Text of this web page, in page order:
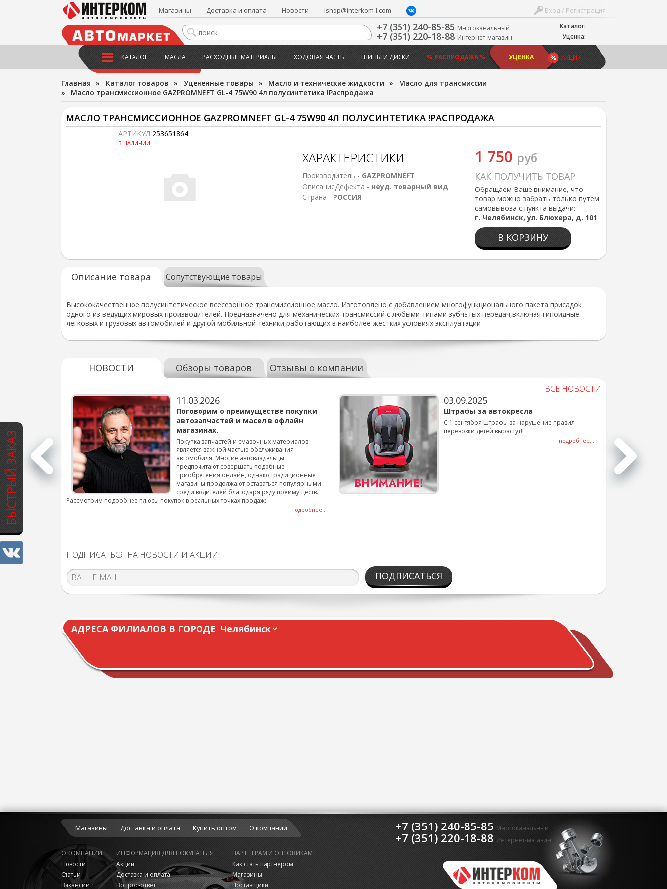
БЫСТРЫЙ ЗАКАЗ
Каталог:
Уценка:
Вход / Регистрация
Магазины Доставка и оплата Новости ishop@interkom-l.com
+7 (351) 240-85-85 Многоканальный
+7 (351) 220-18-88 Интернет-магазин
АКЦИИ
КАТАЛОГ МАСЛА РАСХОДНЫЕ МАТЕРИАЛЫ ХОДОВАЯ ЧАСТЬ ШИНЫ И ДИСКИ % РАСПРОДАЖА % УЦЕНКА
Главная » Каталог товаров » Уцененные товары » Масло и технические жидкости » Масло для трансмиссии
» Масло трансмиссионное GAZPROMNEFT GL-4 75W90 4л полусинтетика !Распродажа
МАСЛО ТРАНСМИССИОННОЕ GAZPROMNEFT GL-4 75W90 4Л ПОЛУСИНТЕТИКА !РАСПРОДАЖА
АРТИКУЛ 253651864
В НАЛИЧИИ
1 750 руб
КАК ПОЛУЧИТЬ ТОВАР
Обращаем Ваше внимание, что
товар можно забрать только путем
самовывоза с пункта выдачи:
г. Челябинск, ул. Блюхера, д. 101
В КОРЗИНУ
ХАРАКТЕРИСТИКИ
Производитель - GAZPROMNEFT
ОписаниеДефекта - неуд. товарный вид
Страна - РОССИЯ
Описание товара Сопутствующие товары
Высококачественное полусинтетическое всесезонное трансмиссионное масло. Изготовлено с добавлением многофункционального пакета присадок
одного из ведущих мировых производителей. Предназначено для механических трансмиссий с любыми типами зубчатых передач,включая гипоидные
легковых и грузовых автомобилей и другой мобильной техники,работающих в наиболее жёстких условиях эксплуатации
НОВОСТИ Обзоры товаров Отзывы о компании
ВСЕ НОВОСТИ
смены шин на
подробнее...
11.03.2026
Поговорим о преимуществе покупки
автозапчастей и масел в офлайн
магазинах.
Покупка запчастей и смазочных материалов
является важной частью обслуживания
автомобиля. Многие автовладельцы
предпочитают совершать подобные
приобретения онлайн, однако традиционные
магазины продолжают оставаться популярными
среди водителей благодаря ряду преимуществ.
Рассмотрим подробнее плюсы покупок в реальных точках продаж:
подробнее...
03.09.2025
Штрафы за автокресла
С 1 сентября штрафы за нарушение правил
перевозки детей вырастут!!
подробнее...
ПОДПИСАТЬСЯ НА НОВОСТИ И АКЦИИ
ПОДПИСАТЬСЯ
АДРЕСА ФИЛИАЛОВ В ГОРОДЕ
Магазины Доставка и оплата Купить оптом О компании +7 (351) 240-85-85 Многоканальный
+7 (351) 220-18-88 Интернет-магазин
О КОМПАНИИ
Новости
Статьи
Вакансии
ИНФОРМАЦИЯ ДЛЯ ПОКУПАТЕЛЯ
Акции
Доставка и оплата
Вопрос-ответ
ПАРТНЕРАМ И ОПТОВИКАМ
Как стать партнером
Магазины
Поставщики